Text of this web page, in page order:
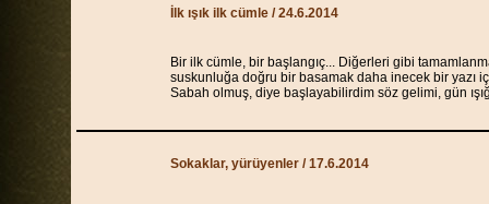
İlk ışık ilk cümle / 24.6.2014
Bir ilk cümle, bir başlangıç... Diğerleri gibi
suskunluğa doğru bir basamak daha inecek bir yazı
Sabah olmuş, diye başlayabilirdim söz gelimi, gün
Sokaklar, yürüyenler / 17.6.2014